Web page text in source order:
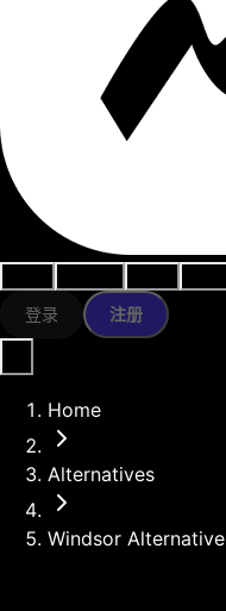
登录 注册
Home
Alternatives
Windsor Alternative